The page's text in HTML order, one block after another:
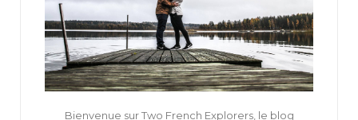
Bienvenue sur Two French Explorers, le blog